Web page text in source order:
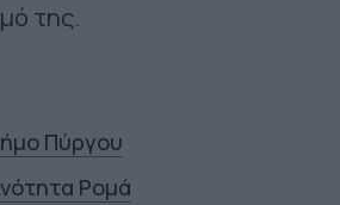
της.
Πύργου
Ρομά